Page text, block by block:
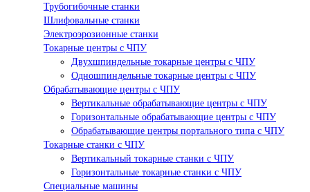
Трубогибочные станки
Шлифовальные станки
Электроэрозионные станки
Токарные центры с ЧПУ
Двухшпиндельные токарные центры с ЧПУ
Одношпиндельные токарные центры с ЧПУ
Обрабатывающие центры с ЧПУ
Вертикальные обрабатывающие центры с ЧПУ
Горизонтальные обрабатывающие центры с ЧПУ
Обрабатывающие центры портального типа с ЧПУ
Токарные станки с ЧПУ
Вертикальный токарные станки с ЧПУ
Горизонтальные токарные станки с ЧПУ
Специальные машины